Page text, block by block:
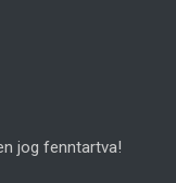
jog fenntartva!